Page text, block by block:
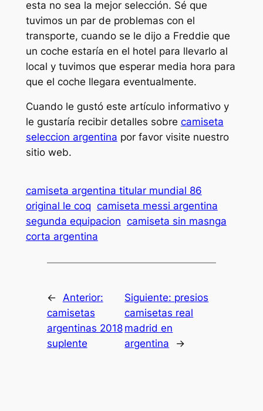
esta no sea la mejor selección. Sé que
tuvimos un par de problemas con el
transporte, cuando se le dijo a Freddie que
un coche estaría en el hotel para llevarlo al
local y tuvimos que esperar media hora para
que el coche llegara eventualmente.
Cuando le gustó este artículo informativo y
le gustaría recibir detalles sobre camiseta
seleccion argentina por favor visite nuestro
sitio web.
camiseta argentina titular mundial 86
original le coq camiseta messi argentina
segunda equipacion camiseta sin masnga
corta argentina
← Anterior:
camisetas
argentinas 2018
suplente
Siguiente: presios
camisetas real
madrid en
argentina
→